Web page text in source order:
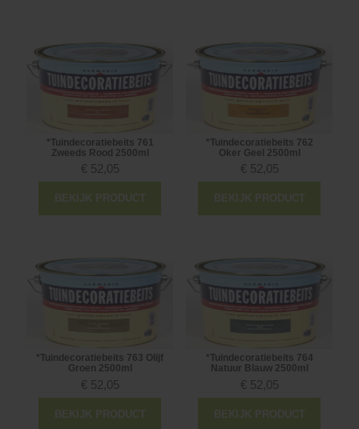
*Tuindecoratiebeits 761
Zweeds Rood 2500ml
€ 52,05
BEKIJK PRODUCT
*Tuindecoratiebeits 762
Oker Geel 2500ml
€ 52,05
BEKIJK PRODUCT
*Tuindecoratiebeits 763 Olijf
Groen 2500ml
€ 52,05
BEKIJK PRODUCT
*Tuindecoratiebeits 764
Natuur Blauw 2500ml
€ 52,05
BEKIJK PRODUCT